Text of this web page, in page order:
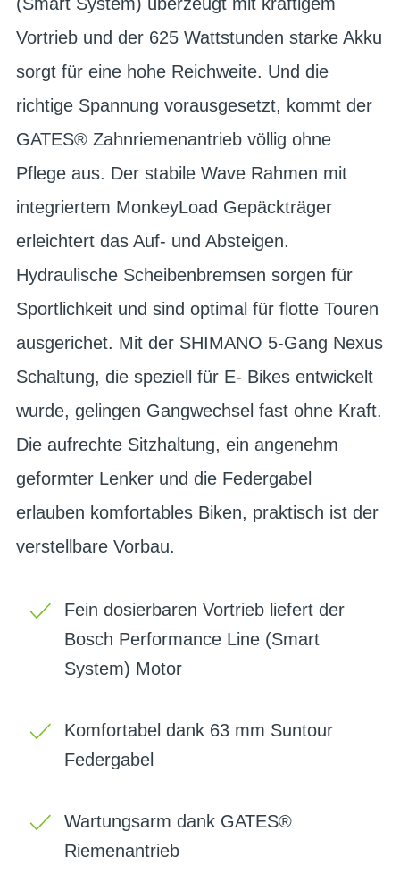
Vortrieb und der 625 Wattstunden starke Akku
sorgt für eine hohe Reichweite. Und die
richtige Spannung vorausgesetzt, kommt der
GATES® Zahnriemenantrieb völlig ohne
Pflege aus. Der stabile Wave Rahmen mit
integriertem MonkeyLoad Gepäckträger
erleichtert das Auf- und Absteigen.
Hydraulische Scheibenbremsen sorgen für
Sportlichkeit und sind optimal für flotte Touren
ausgerichet. Mit der SHIMANO 5-Gang Nexus
Schaltung, die speziell für E- Bikes entwickelt
wurde, gelingen Gangwechsel fast ohne Kraft.
Die aufrechte Sitzhaltung, ein angenehm
geformter Lenker und die Federgabel
erlauben komfortables Biken, praktisch ist der
verstellbare Vorbau.
Fein dosierbaren Vortrieb liefert der
Bosch Performance Line (Smart
System) Motor
Komfortabel dank 63 mm Suntour
Federgabel
Wartungsarm dank GATES®
Riemenantrieb